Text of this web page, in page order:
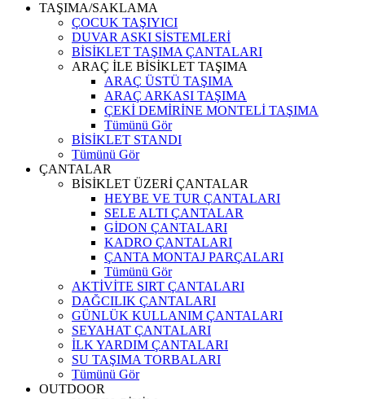
TAŞIMA/SAKLAMA
ÇOCUK TAŞIYICI
DUVAR ASKI SİSTEMLERİ
BİSİKLET TAŞIMA ÇANTALARI
ARAÇ İLE BİSİKLET TAŞIMA
ARAÇ ÜSTÜ TAŞIMA
ARAÇ ARKASI TAŞIMA
ÇEKİ DEMİRİNE MONTELİ TAŞIMA
Tümünü Gör
BİSİKLET STANDI
Tümünü Gör
ÇANTALAR
BİSİKLET ÜZERİ ÇANTALAR
HEYBE VE TUR ÇANTALARI
SELE ALTI ÇANTALAR
GİDON ÇANTALARI
KADRO ÇANTALARI
ÇANTA MONTAJ PARÇALARI
Tümünü Gör
AKTİVİTE SIRT ÇANTALARI
DAĞCILIK ÇANTALARI
GÜNLÜK KULLANIM ÇANTALARI
SEYAHAT ÇANTALARI
İLK YARDIM ÇANTALARI
SU TAŞIMA TORBALARI
Tümünü Gör
OUTDOOR